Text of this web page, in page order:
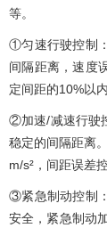
等。
①匀速行驶控制
间隔距离，速度
定间距的10%以内
②加速/减速行驶
稳定的间隔距离
m/s²，间距误差
③紧急制动控制
安全，紧急制动